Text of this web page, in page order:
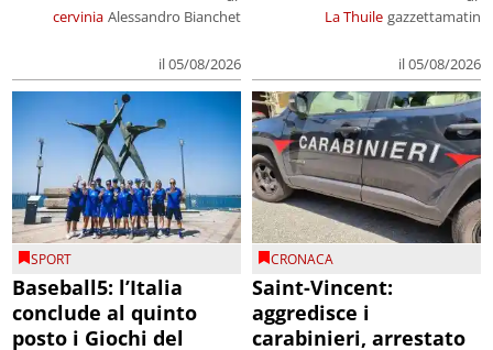
cervinia Alessandro Bianchet
il 05/08/2026
La Thuile gazzettamatin
il 05/08/2026
SPORT
Baseball5: l’Italia
conclude al quinto
posto i Giochi del
CRONACA
Saint-Vincent:
aggredisce i
carabinieri, arrestato